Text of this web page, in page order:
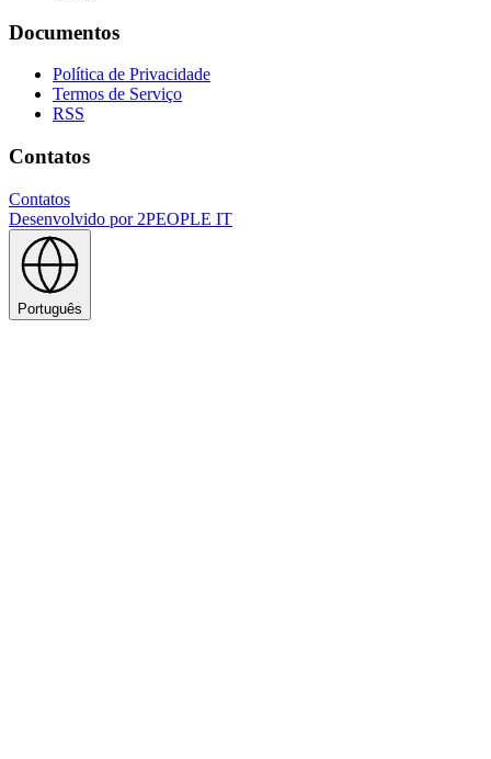
Documentos
Política de Privacidade
Termos de Serviço
RSS
Contatos
Contatos
Desenvolvido por2PEOPLE IT
Português